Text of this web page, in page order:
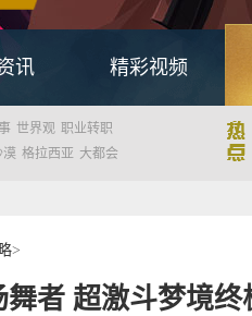
讯 精彩视频
世界观 职业转职
漠 格拉西亚 大都会
>
舞者 超激斗梦境